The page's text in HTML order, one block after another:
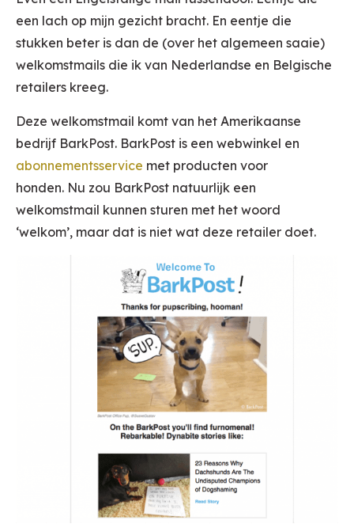
een lach op mijn gezicht bracht. En eentje die
stukken beter is dan de (over het algemeen saaie)
welkomstmails die ik van Nederlandse en Belgische
retailers kreeg.
Deze welkomstmail komt van het Amerikaanse
bedrijf BarkPost. BarkPost is een webwinkel en
abonnementsservice met producten voor
honden. Nu zou BarkPost natuurlijk een
welkomstmail kunnen sturen met het woord
‘welkom’, maar dat is niet wat deze retailer doet.